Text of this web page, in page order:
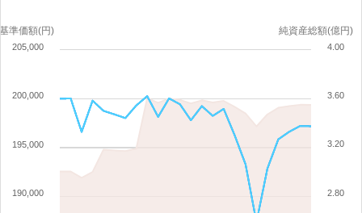
基準価額(円) 純資産総額(億円)
190,000
195,000
200,000
205,000
2.80
3.20
3.60
4.00